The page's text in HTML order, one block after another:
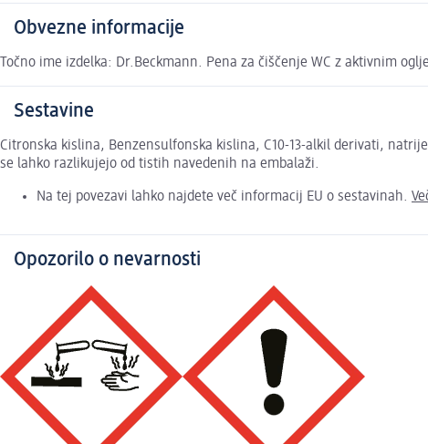
Obvezne informacije
Točno ime izdelka: Dr.Beckmann. Pena za čiščenje WC z aktivnim
Sestavine
Citronska kislina, Benzensulfonska kislina, C10-13-alkil derivati,
se lahko razlikujejo od tistih navedenih na embalaži.
Na tej povezavi lahko najdete več informacij EU o sestavinah.
Opozorilo o nevarnosti